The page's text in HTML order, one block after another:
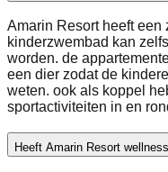
Amarin Resort heeft
kinderzwembad kan
worden. de
een dier zodat de
weten. ook als koppel
sportactiviteiten in en
Heeft Amarin Resort